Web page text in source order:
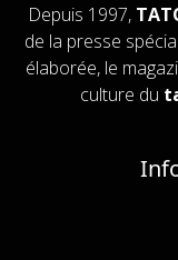
Depuis 1997,
de la presse
élaborée, le
culture du